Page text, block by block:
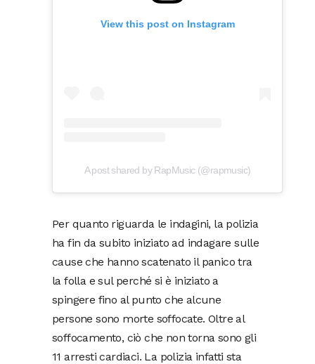
View this post on Instagram
A post shared by RapMusic (@rapmusic)
Per quanto riguarda le indagini, la polizia
ha fin da subito iniziato ad indagare sulle
cause che hanno scatenato il panico tra
la folla e sul perché si è iniziato a
spingere fino al punto che alcune
persone sono morte soffocate. Oltre al
soffocamento, ciò che non torna sono gli
11 arresti cardiaci. La polizia infatti sta